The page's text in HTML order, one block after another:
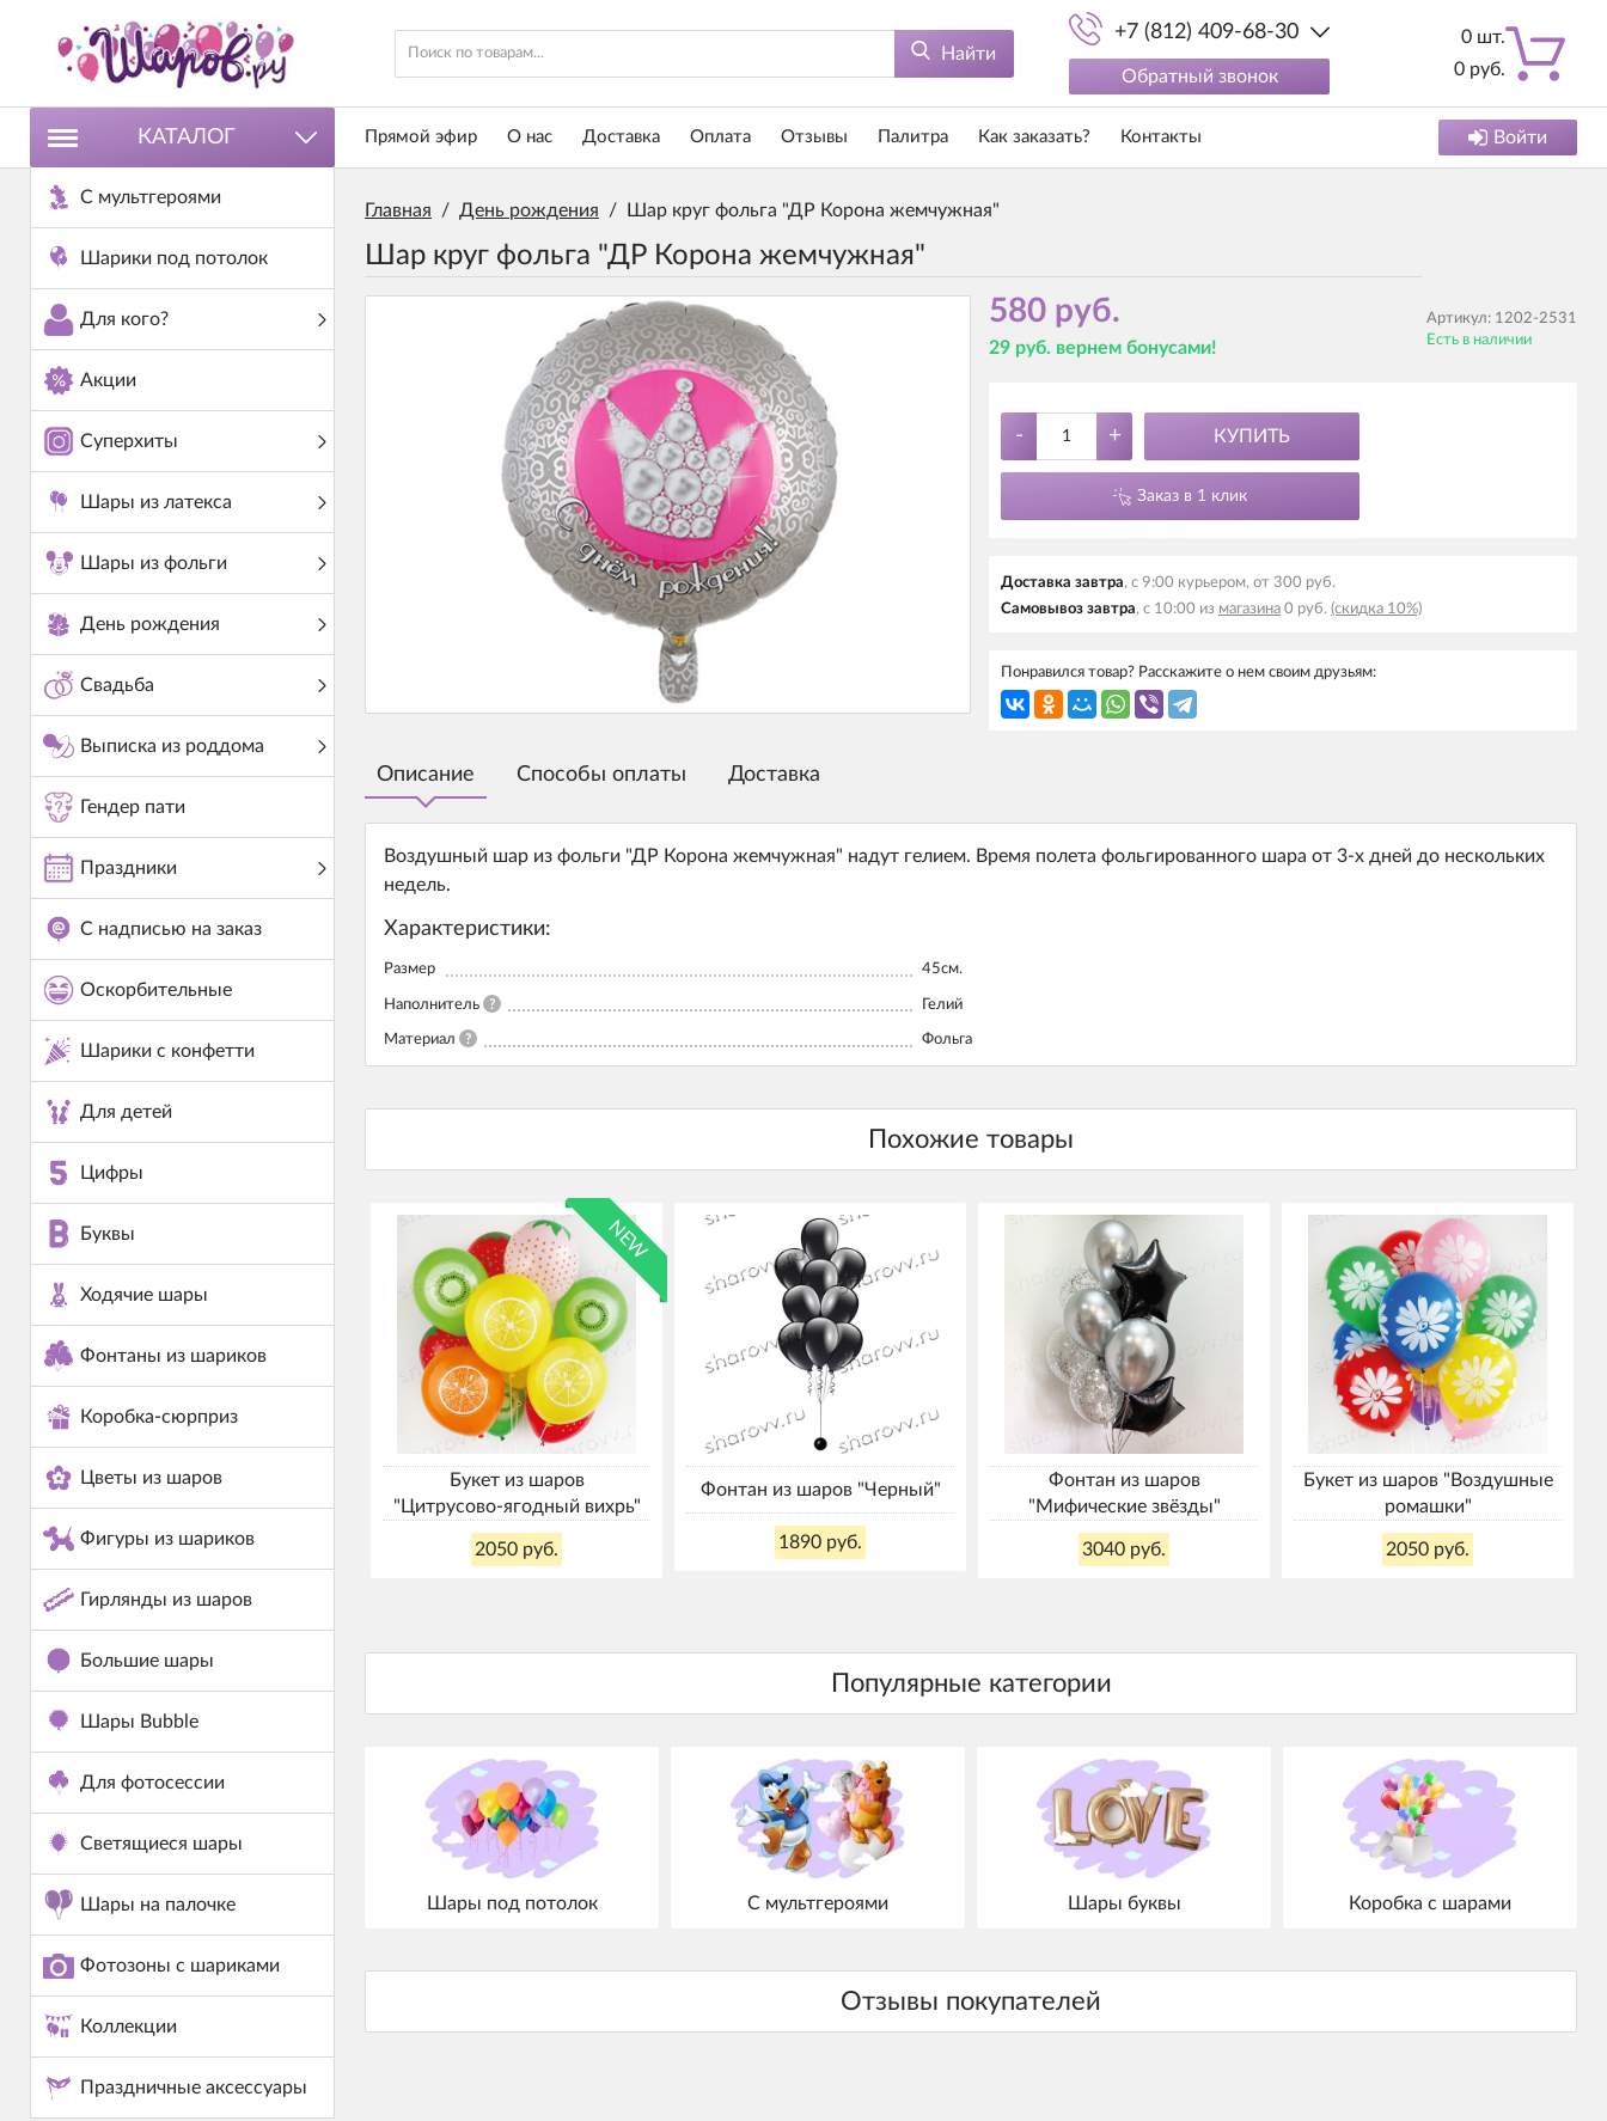
Найти
+7 (812) 409-68-30
Обратный звонок
0 шт.
0 руб.
КАТАЛОГ
С мультгероями
Шарики под потолок
Для кого?
Акции
Суперхиты
Шары из латекса
Шары из фольги
День рождения
Свадьба
Выписка из роддома
Гендер пати
Праздники
С надписью на заказ
Оскорбительные
Шарики с конфетти
Для детей
Цифры
Буквы
Ходячие шары
Фонтаны из шариков
Коробка-сюрприз
Цветы из шаров
Фигуры из шариков
Гирлянды из шаров
Большие шары
Шары Bubble
Для фотосессии
Светящиеся шары
Шары на палочке
Фотозоны с шариками
Коллекции
Праздничные аксессуары
Прямой эфир О нас Доставка Оплата Отзывы Палитра Как заказать? Контакты Войти
Главная / День рождения / Шар круг фольга "ДР Корона жемчужная"
Шар круг фольга "ДР Корона жемчужная"
580 руб.
29 руб. вернем бонусами!
Артикул: 1202-2531
Есть в наличии
- + КУПИТЬ
Заказ в 1 клик
Доставка завтра, с 9:00 курьером, от 300 руб.
Самовывоз завтра, с 10:00 из магазина 0 руб. (скидка 10%)
Понравился товар? Расскажите о нем своим друзьям:
Описание Способы оплаты Доставка
Воздушный шар из фольги "ДР Корона жемчужная" надут гелием. Время полета фольгированного шара от 3-х дней до нескольких
недель.
Характеристики:
Размер 45см.
Наполнитель ? Гелий
Материал ? Фольга
NEW
Букет из шаров
"Цитрусово‑ягодный вихрь"
2050 руб.
Фонтан из шаров "Черный"
1890 руб.
Фонтан из шаров
"Мифические звёзды"
3040 руб.
Букет из шаров "Воздушные
ромашки"
2050 руб.
Шары под потолок С мультгероями Шары буквы Коробка с шарами